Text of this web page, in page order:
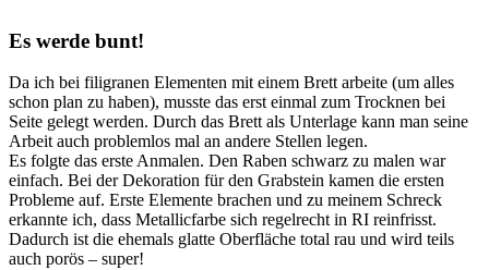
Es werde bunt!
Da ich bei filigranen Elementen mit einem Brett arbeite (um alles
schon plan zu haben), musste das erst einmal zum Trocknen bei
Seite gelegt werden. Durch das Brett als Unterlage kann man seine
Arbeit auch problemlos mal an andere Stellen legen.
Es folgte das erste Anmalen. Den Raben schwarz zu malen war
einfach. Bei der Dekoration für den Grabstein kamen die ersten
Probleme auf. Erste Elemente brachen und zu meinem Schreck
erkannte ich, dass Metallicfarbe sich regelrecht in RI reinfrisst.
Dadurch ist die ehemals glatte Oberfläche total rau und wird teils
auch porös – super!